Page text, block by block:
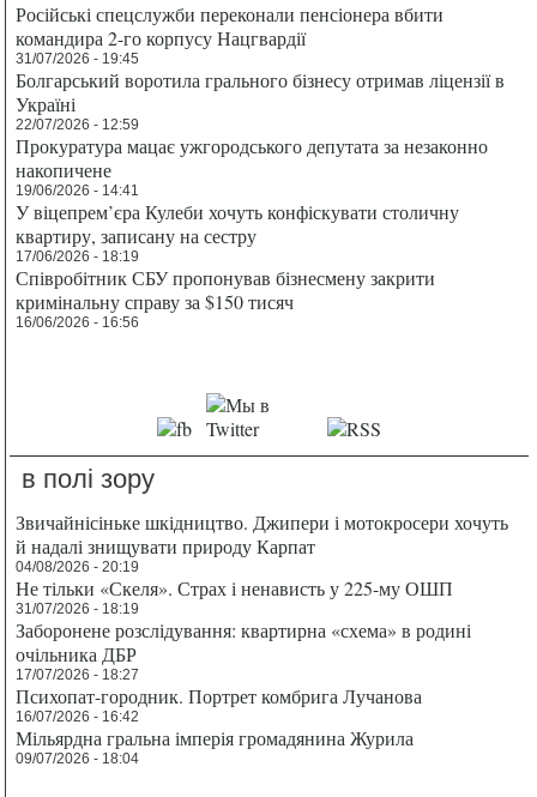
Російські спецслужби переконали пенсіонера вбити
командира 2-го корпусу Нацгвардії
31/07/2026 - 19:45
Болгарський воротила грального бізнесу отримав ліцензії в
Україні
22/07/2026 - 12:59
Прокуратура мацає ужгородського депутата за незаконно
накопичене
19/06/2026 - 14:41
У віцепрем’єра Кулеби хочуть конфіскувати столичну
квартиру, записану на сестру
17/06/2026 - 18:19
Співробітник СБУ пропонував бізнесмену закрити
кримінальну справу за $150 тисяч
16/06/2026 - 16:56
в полі зору
Звичайнісіньке шкідництво. Джипери і мотокросери хочуть
й надалі знищувати природу Карпат
04/08/2026 - 20:19
Не тільки «Скеля». Страх і ненависть у 225-му ОШП
31/07/2026 - 18:19
Заборонене розслідування: квартирна «схема» в родині
очільника ДБР
17/07/2026 - 18:27
Психопат-городник. Портрет комбрига Лучанова
16/07/2026 - 16:42
Мільярдна гральна імперія громадянина Журила
09/07/2026 - 18:04